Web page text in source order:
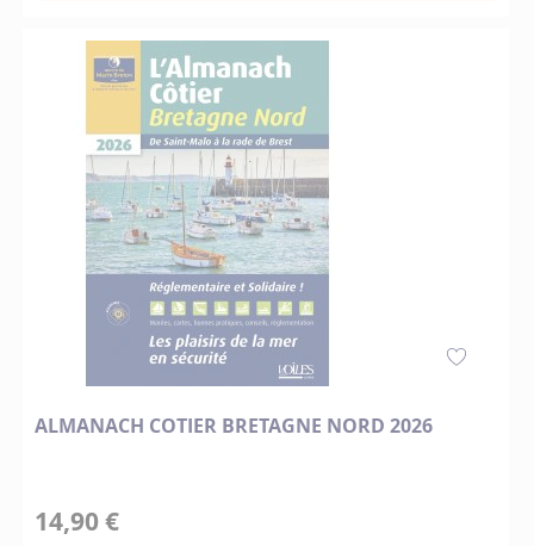
ALMANACH COTIER BRETAGNE NORD 2026
14,90 €